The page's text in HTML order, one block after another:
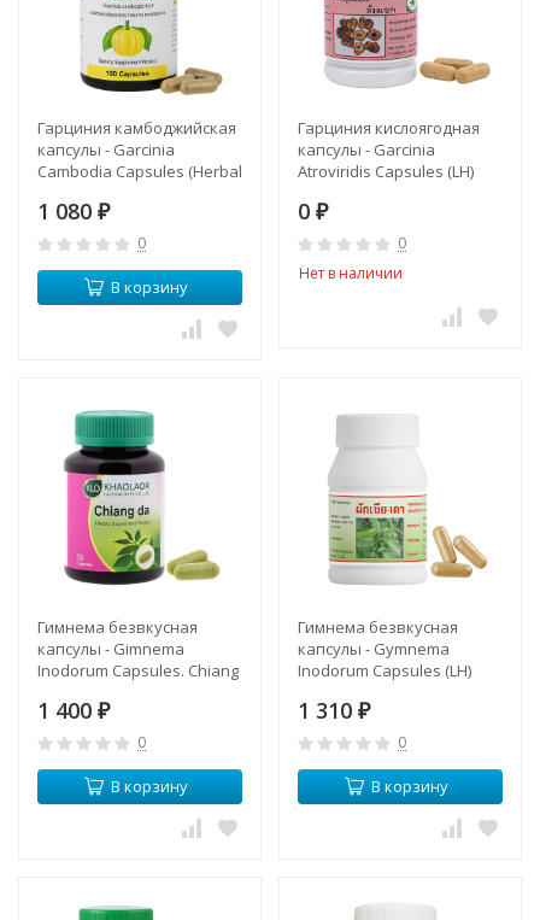
Гарциния камбоджийская
капсулы - Garcinia
Cambodia Capsules (Herbal
1 080 ₽
0
В корзину
Гарциния кислоягодная
капсулы - Garcinia
Atroviridis Capsules (LH)
0 ₽
0
Нет в наличии
Гимнема безвкусная
капсулы - Gimnema
Inodorum Capsules. Chiang
1 400 ₽
0
В корзину
Гимнема безвкусная
капсулы - Gymnema
Inodorum Capsules (LH)
1 310 ₽
0
В корзину